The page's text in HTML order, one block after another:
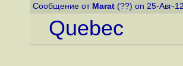
Сообщение от Marat (??) on 25-Авг-
Quebec